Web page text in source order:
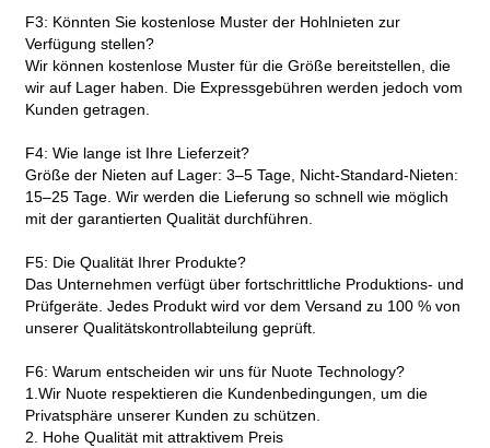
F3: Könnten Sie kostenlose Muster der Hohlnieten zur
Verfügung stellen?
Wir können kostenlose Muster für die Größe bereitstellen, die
wir auf Lager haben. Die Expressgebühren werden jedoch vom
Kunden getragen.
F4: Wie lange ist Ihre Lieferzeit?
Größe der Nieten auf Lager: 3–5 Tage, Nicht-Standard-Nieten:
15–25 Tage. Wir werden die Lieferung so schnell wie möglich
mit der garantierten Qualität durchführen.
F5: Die Qualität Ihrer Produkte?
Das Unternehmen verfügt über fortschrittliche Produktions- und
Prüfgeräte. Jedes Produkt wird vor dem Versand zu 100 % von
unserer Qualitätskontrollabteilung geprüft.
F6: Warum entscheiden wir uns für Nuote Technology?
1.Wir Nuote respektieren die Kundenbedingungen, um die
Privatsphäre unserer Kunden zu schützen.
2. Hohe Qualität mit attraktivem Preis